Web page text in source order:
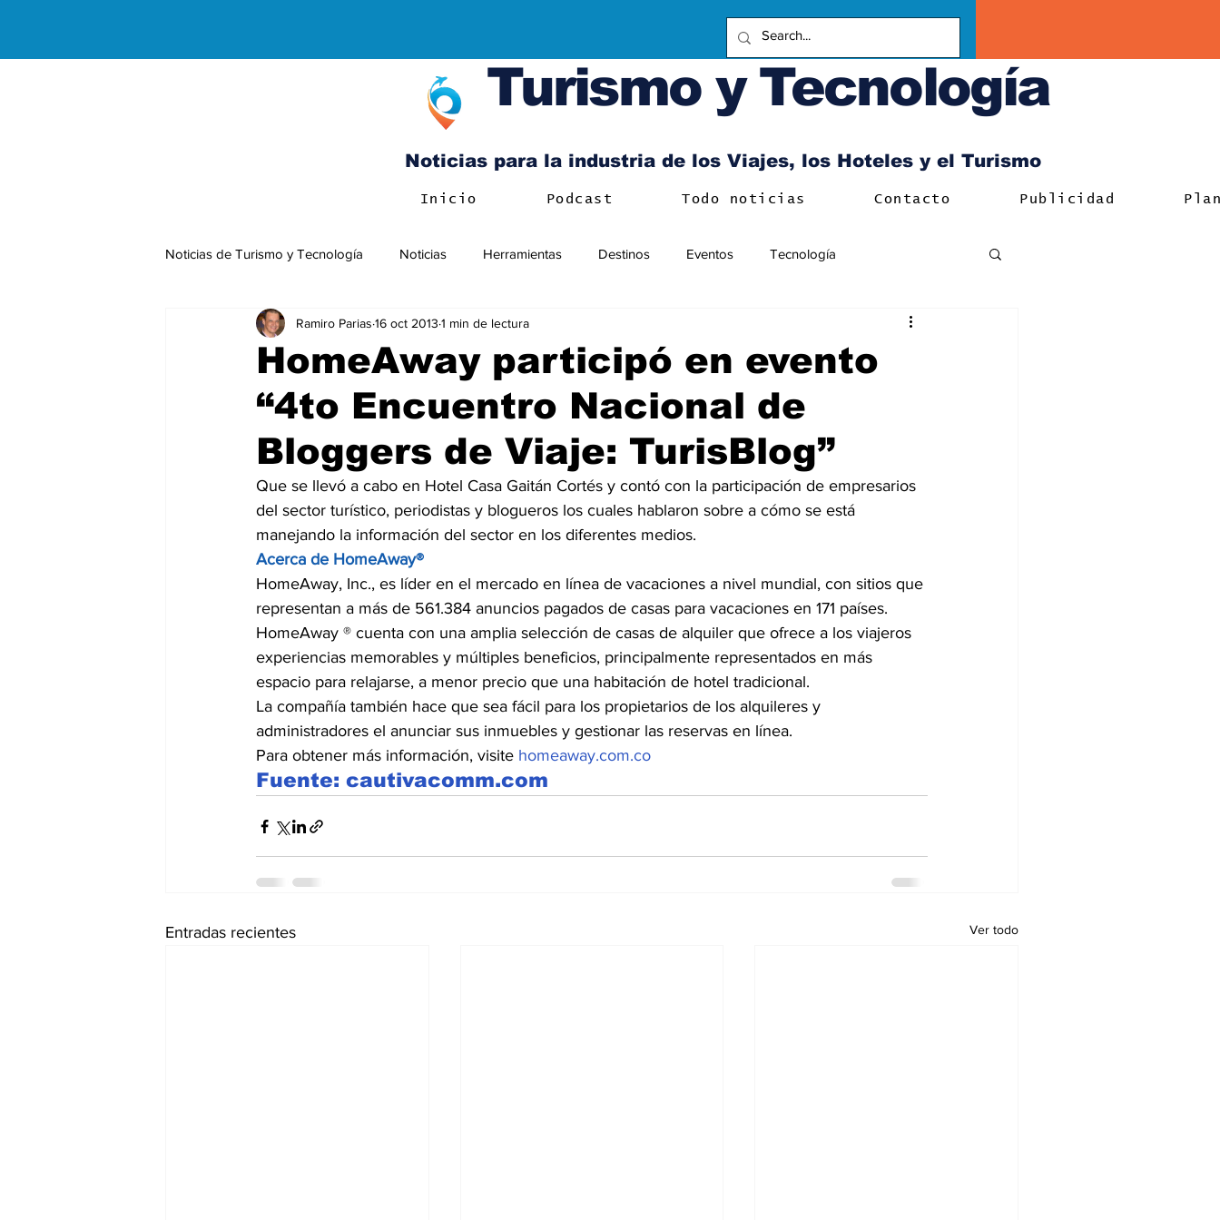
Turismo y Tecnología
Noticias para la industria de los Viajes, los Hoteles y el Turismo
Inicio Podcast Todo noticias Contacto Publicidad
Noticias de Turismo y Tecnología Noticias Herramientas Destinos Eventos Tecnología
Negocios Internacionales
HomeAway participó en evento
“4to Encuentro Nacional de
Bloggers de Viaje: TurisBlog”
Ramiro Parias 16 oct 2013 1 min de lectura
Que se llevó a cabo en Hotel Casa Gaitán Cortés y contó con la participación de empresarios
del sector turístico, periodistas y blogueros los cuales hablaron sobre a cómo se está
manejando la información del sector en los diferentes medios.
Acerca de HomeAway®
HomeAway, Inc., es líder en el mercado en línea de vacaciones a nivel mundial, con sitios que
representan a más de 561.384 anuncios pagados de casas para vacaciones en 171 países.
HomeAway ® cuenta con una amplia selección de casas de alquiler que ofrece a los viajeros
experiencias memorables y múltiples beneficios, principalmente representados en más
espacio para relajarse, a menor precio que una habitación de hotel tradicional.
La compañía también hace que sea fácil para los propietarios de los alquileres y
administradores el anunciar sus inmuebles y gestionar las reservas en línea.
Para obtener más información, visite homeaway.com.co
Fuente: cautivacomm.com
Entradas recientes Ver todo